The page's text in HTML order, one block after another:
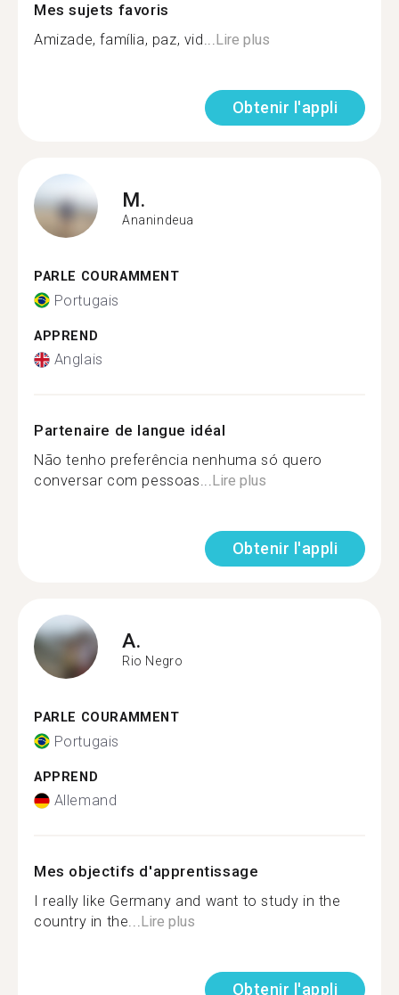
Mes sujets favoris
Amizade, família, paz, vid...Lire plus
Obtenir l'appli
M.
Ananindeua
PARLE COURAMMENT
Portugais
APPREND
Anglais
Partenaire de langue idéal
Não tenho preferência nenhuma só quero
conversar com pessoas...Lire plus
Obtenir l'appli
A.
Rio Negro
PARLE COURAMMENT
Portugais
APPREND
Allemand
Mes objectifs d'apprentissage
I really like Germany and want to study in the
country in the...Lire plus
Obtenir l'appli